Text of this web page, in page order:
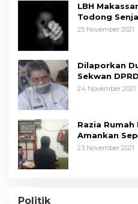
LBH
Todong
Kapolda
25 November 2021
Dilaporkan
Sekwan
24 November 2021
Razia
Amankan
Mengaku
23 November 2021
Politik